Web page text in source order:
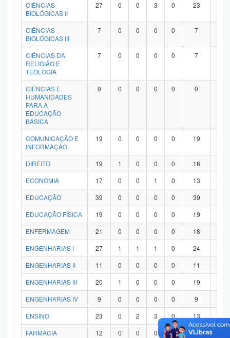
CIÊNCIAS
BIOLÓGICAS II
27 0 0 3 0 23
CIÊNCIAS
BIOLÓGICAS III
7 0 0 0 0 7
CIÊNCIAS DA
RELIGIÃO E
TEOLOGIA
7 0 0 0 0 7
CIÊNCIAS E
HUMANIDADES
PARA A
EDUCAÇÃO
BÁSICA
0 0 0 0 0 0
COMUNICAÇÃO E
INFORMAÇÃO
19 0 0 0 0 19
DIREITO 19 1 0 0 0 18
ECONOMIA
17 0 0 1 0 13
EDUCAÇÃO
39 0 0 0 0 39
EDUCAÇÃO FÍSICA
19 0 0 0 0 19
ENFERMAGEM
21 0 0 0 0 18
ENGENHARIAS I
27 1 1 1 0 24
ENGENHARIAS II
11 0 0 0 0 11
ENGENHARIAS III
20 1 0 0 0 19
ENGENHARIAS IV
9 0 0 0 0 9
ENSINO
23 0 2 3 0 13
FARMÁCIA
12 0 0 0 0 12